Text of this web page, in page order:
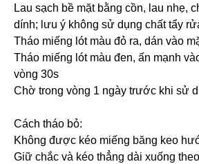
Lau sạch bề mặt bằng cồn, lau nhẹ,
dính; lưu ý không sử dụng chất tẩy
Tháo miếng lót màu đỏ ra, dán vào
Tháo miếng lót màu đen, ấn mạnh
vòng 30s
Chờ trong vòng 1 ngày trước khi sử
Cách tháo bỏ:
Không được kéo miếng băng keo
Giữ chắc và kéo thẳng dài xuống